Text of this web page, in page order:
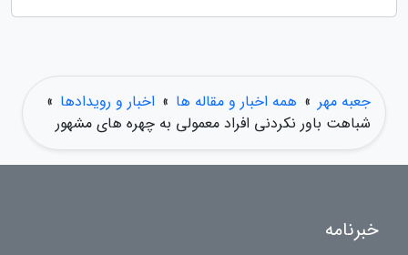
جعبه مهر » همه اخبار و مقاله ها » اخبار و رویدادها »
شباهت باور نکردنی افراد معمولی به چهره های مشهور
خبرنامه